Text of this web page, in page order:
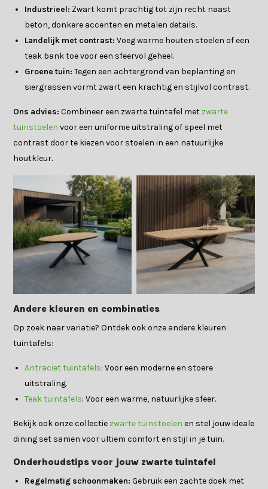
Industrieel: Zwart komt prachtig tot zijn recht naast
beton, donkere accenten en metalen details.
Landelijk met contrast: Voeg warme houten stoelen of een
teak bank toe voor een sfeervol geheel.
Groene tuin: Tegen een achtergrond van beplanting en
siergrassen vormt zwart een krachtig en stijlvol contrast.
Ons advies: Combineer een zwarte tuintafel met zwarte
tuinstoelen voor een uniforme uitstraling of speel met
contrast door te kiezen voor stoelen in een natuurlijke
houtkleur.
Andere kleuren en combinaties
Op zoek naar variatie? Ontdek ook onze andere kleuren
tuintafels:
Antraciet tuintafels: Voor een moderne en stoere
uitstraling.
Teak tuintafels: Voor een warme, natuurlijke sfeer.
Bekijk ook onze collectie zwarte tuinstoelen en stel jouw ideale
dining set samen voor ultiem comfort en stijl in je tuin.
Onderhoudstips voor jouw zwarte tuintafel
Regelmatig schoonmaken: Gebruik een zachte doek met